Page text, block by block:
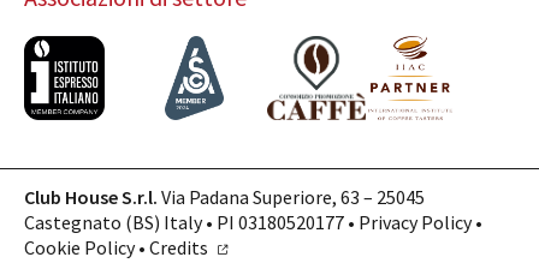
Catalogo
Finiture e Collezioni
Magazine
Azienda
Contatti
SHOP ONLINE CHIAMA
Club House S.r.l. Via Padana Superiore, 63 – 25045
Castegnato (BS) Italy • PI 03180520177 • Privacy Policy•
Cookie Policy• Credits